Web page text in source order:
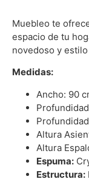
Muebleo te
espacio de tu
novedoso y
Medidas:
Ancho: 90
Altura
Altura
Espuma:
Estructura: